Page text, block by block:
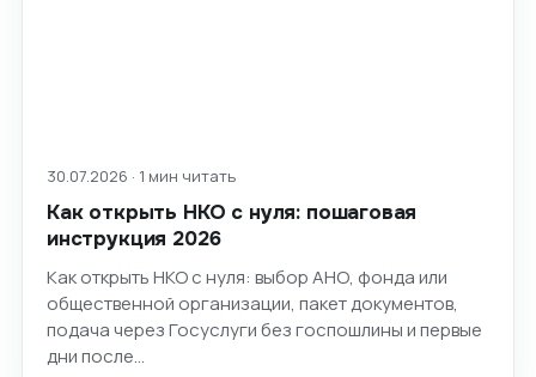
30.07.2026 · 1 мин читать
Как открыть НКО с нуля: пошаговая
инструкция 2026
Как открыть НКО с нуля: выбор АНО, фонда или
общественной организации, пакет документов,
подача через Госуслуги без госпошлины и первые
дни после…